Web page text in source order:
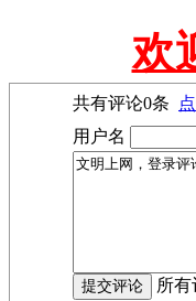
欢
共有评论0条
用户名
所